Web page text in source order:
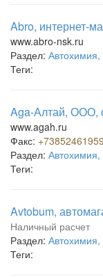
Abro, интернет-
www.abro-nsk.ru
Раздел: Автохимия,
Теги:
Aga-Алтай, ООО,
www.agah.ru
Факс: +73852461959
Раздел: Автохимия,
Теги:
Avtobum,
Наличный расчет
Раздел: Автохимия,
Теги: